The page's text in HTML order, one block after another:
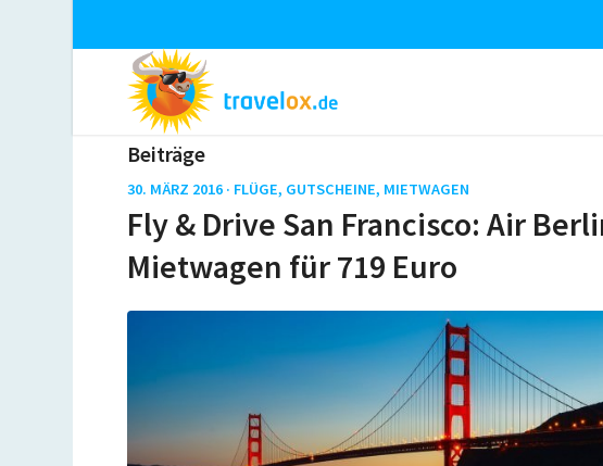
Beiträge
30. MÄRZ 2016 · FLÜGE, GUTSCHEINE, MIETWAGEN
Fly & Drive San Francisco: Air
Mietwagen für 719 Euro